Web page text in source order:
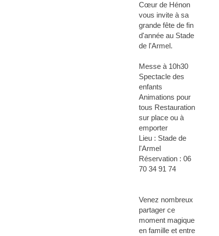
Cœur de Hénon
vous invite à sa
grande fête de fin
d'année au Stade
de l'Armel.
Messe à 10h30
Spectacle des
enfants
Animations pour
tous Restauration
sur place ou à
emporter
Lieu : Stade de
l'Armel
Réservation : 06
70 34 91 74
Venez nombreux
partager ce
moment magique
en famille et entre